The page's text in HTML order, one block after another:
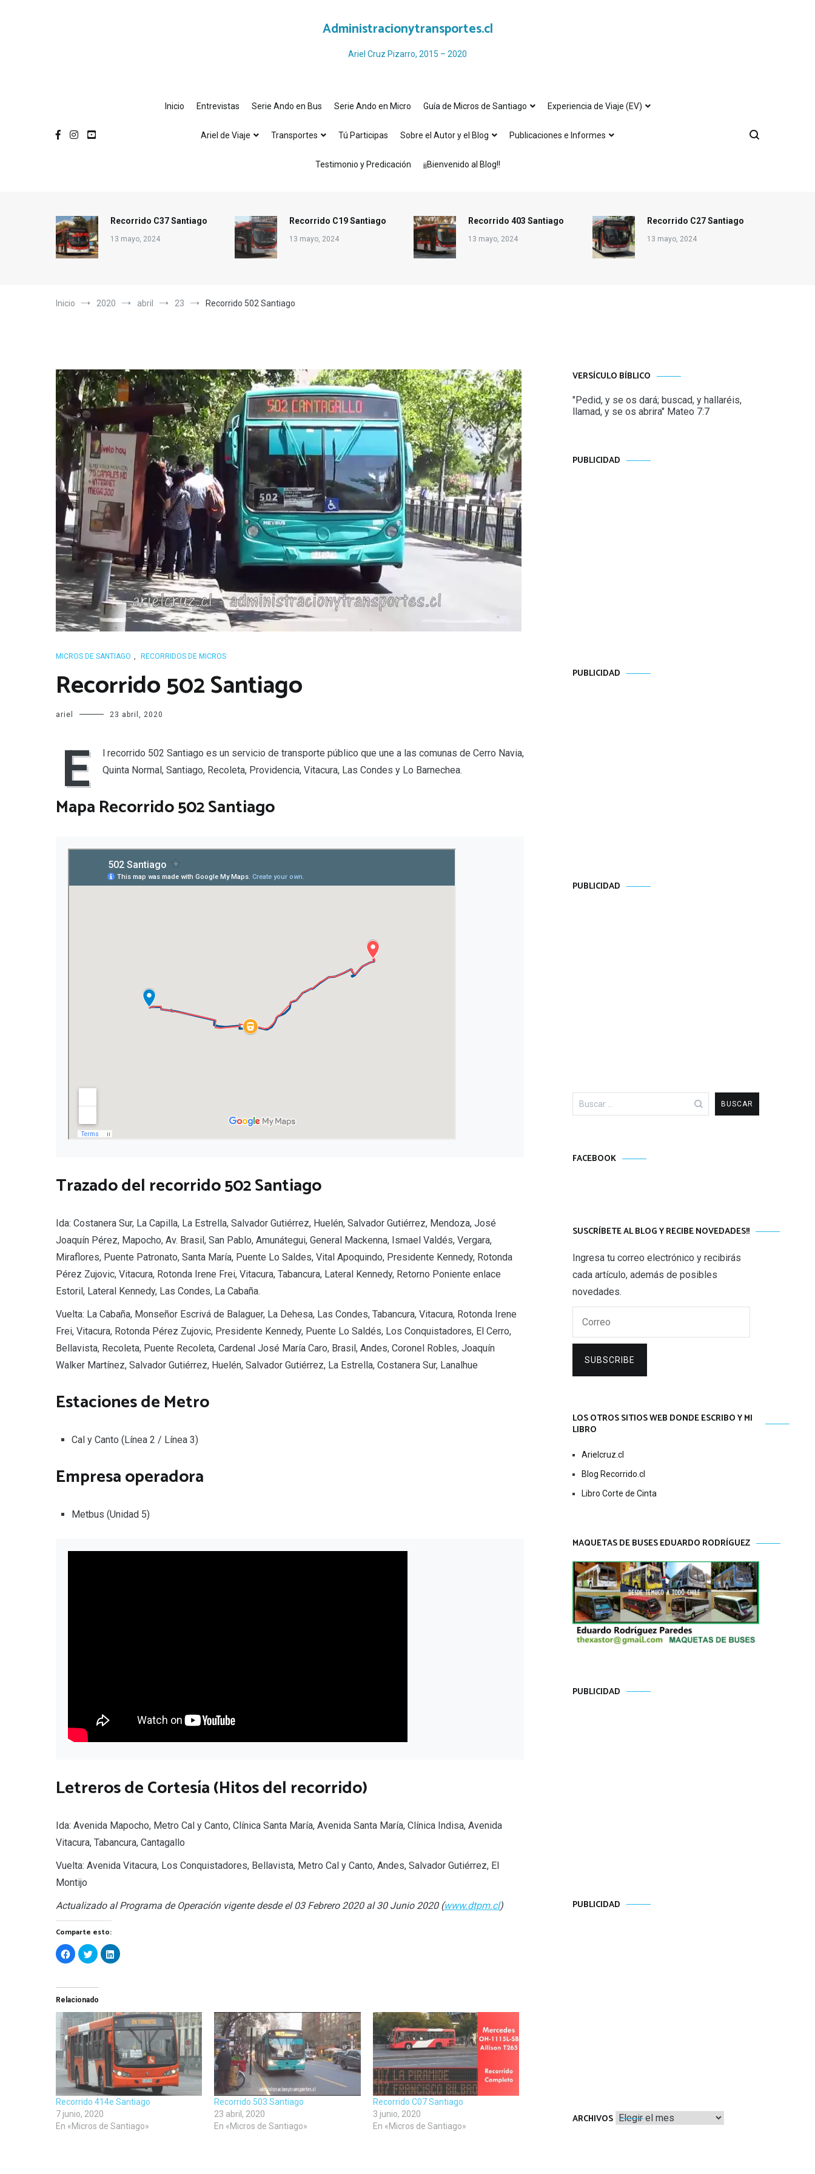
Administracionytransportes.cl
Ariel Cruz Pizarro, 2015 – 2020
Inicio Entrevistas Serie Ando en Bus Serie Ando en Micro Guía de Micros de Santiago Experiencia de Viaje (EV)
Ariel de Viaje Transportes Tú Participas Sobre el Autor y el Blog Publicaciones e Informes
Testimonio y Predicación ¡¡Bienvenido al Blog!!
Recorrido C37 Santiago
13 mayo, 2024
Recorrido C19 Santiago
13 mayo, 2024
Recorrido 403 Santiago
13 mayo, 2024
Recorrido C27 Santiago
13 mayo, 2024
Inicio 2020 abril 23 Recorrido 502 Santiago
MICROS DE SANTIAGO , RECORRIDOS DE MICROS
Recorrido 502 Santiago
ariel 23 abril, 2020
E
l recorrido 502 Santiago es un servicio de transporte público que une a las comunas de Cerro Navia,
Quinta Normal, Santiago, Recoleta, Providencia, Vitacura, Las Condes y Lo Barnechea.
Mapa Recorrido 502 Santiago
Trazado del recorrido 502 Santiago
Ida: Costanera Sur, La Capilla, La Estrella, Salvador Gutiérrez, Huelén, Salvador Gutiérrez, Mendoza, José
Joaquín Pérez, Mapocho, Av. Brasil, San Pablo, Amunátegui, General Mackenna, Ismael Valdés, Vergara,
Miraflores, Puente Patronato, Santa María, Puente Lo Saldes, Vital Apoquindo, Presidente Kennedy, Rotonda
Pérez Zujovic, Vitacura, Rotonda Irene Frei, Vitacura, Tabancura, Lateral Kennedy, Retorno Poniente enlace
Estoril, Lateral Kennedy, Las Condes, La Cabaña.
Vuelta: La Cabaña, Monseñor Escrivá de Balaguer, La Dehesa, Las Condes, Tabancura, Vitacura, Rotonda Irene
Frei, Vitacura, Rotonda Pérez Zujovic, Presidente Kennedy, Puente Lo Saldés, Los Conquistadores, El Cerro,
Bellavista, Recoleta, Puente Recoleta, Cardenal José María Caro, Brasil, Andes, Coronel Robles, Joaquín
Walker Martínez, Salvador Gutiérrez, Huelén, Salvador Gutiérrez, La Estrella, Costanera Sur, Lanalhue
Estaciones de Metro
Cal y Canto (Línea 2 / Línea 3)
Empresa operadora
Metbus (Unidad 5)
Letreros de Cortesía (Hitos del recorrido)
Ida: Avenida Mapocho, Metro Cal y Canto, Clínica Santa María, Avenida Santa María, Clínica Indisa, Avenida
Vitacura, Tabancura, Cantagallo
Vuelta: Avenida Vitacura, Los Conquistadores, Bellavista, Metro Cal y Canto, Andes, Salvador Gutiérrez, El
Montijo
Actualizado al Programa de Operación vigente desde el 03 Febrero 2020 al 30 Junio 2020 (www.dtpm.cl)
Comparte esto:
Haz
clic
para
Facebook
(Se
abre
en
una
ventana
nueva)
Haz
clic
para
Twitter
(Se
abre
en
una
ventana
nueva)
Haz
clic
en
una
ventana
nueva)
Relacionado
Recorrido 414e Santiago
7 junio, 2020
En «Micros de Santiago»
Recorrido 503 Santiago
23 abril, 2020
En «Micros de Santiago»
Recorrido C07 Santiago
3 junio, 2020
En «Micros de Santiago»
VERSÍCULO BÍBLICO
"Pedid, y se os dará; buscad, y hallaréis,
llamad, y se os abrira" Mateo 7:7
PUBLICIDAD
PUBLICIDAD
PUBLICIDAD
Buscar:
FACEBOOK
SUSCRÍBETE AL BLOG Y RECIBE NOVEDADES!!
Ingresa tu correo electrónico y recibirás
cada artículo, además de posibles
novedades.
SUBSCRIBE
LOS OTROS SITIOS WEB DONDE ESCRIBO Y MI
LIBRO
Arielcruz.cl
Blog Recorrido.cl
Libro Corte de Cinta
MAQUETAS DE BUSES EDUARDO RODRÍGUEZ
PUBLICIDAD
PUBLICIDAD
ARCHIVOS Archivos